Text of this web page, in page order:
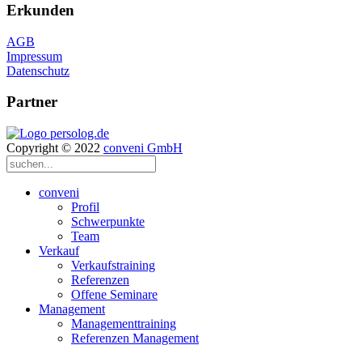
Erkunden
AGB
Impressum
Datenschutz
Partner
Copyright © 2022 conveni GmbH
conveni
Profil
Schwerpunkte
Team
Verkauf
Verkaufstraining
Referenzen
Offene Seminare
Management
Managementtraining
Referenzen Management